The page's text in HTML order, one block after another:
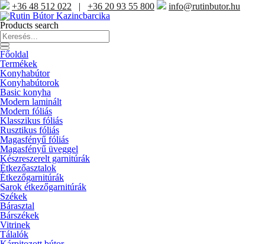
+36 48 512 022 | +36 20 93 55 800
info@rutinbutor.hu
Products search
Főoldal
Termékek
Konyhabútor
Konyhabútorok
Basic konyha
Modern laminált
Modern fóliás
Klasszikus fóliás
Rusztikus fóliás
Magasfényű fóliás
Magasfényű üveggel
Készreszerelt garnitúrák
Étkezőasztalok
Étkezőgarnitúrák
Sarok étkezőgarnitúrák
Székek
Bárasztal
Bárszékek
Vitrinek
Tálalók